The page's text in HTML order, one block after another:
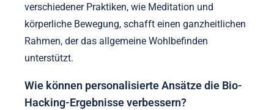
verschiedener Praktiken, wie Meditation und
körperliche Bewegung, schafft einen ganzheitlichen
Rahmen, der das allgemeine Wohlbefinden
unterstützt.
Wie können personalisierte Ansätze die Bio-
Hacking-Ergebnisse verbessern?